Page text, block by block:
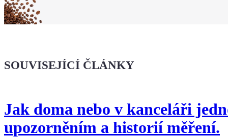
Koupit tričko
SOUVISEJÍCÍ ČLÁNKY
Jak doma nebo v kanceláři
upozorněním a historií měření.